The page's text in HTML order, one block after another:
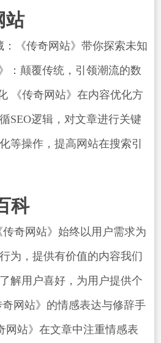
站
：《传奇网站》带你探索未知
：颠覆传统，引领潮流的数
《传奇网站》在内容优化方
SEO逻辑，对文章进行关键
等操作，提高网站在搜索引
科
奇网站》始终以用户需求为
为，提供有价值的内容我们
解用户喜好，为用户提供个
网站》的情感表达与修辞手
网站》在文章中注重情感表